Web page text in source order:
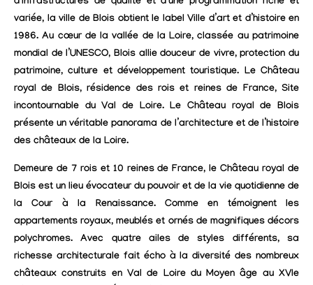
d’infrastructures de qualité et d’une programmation riche et
variée, la ville de Blois obtient le label Ville d’art et d’histoire en
1986. Au cœur de la vallée de la Loire, classée au patrimoine
mondial de l’UNESCO, Blois allie douceur de vivre, protection du
patrimoine, culture et développement touristique. Le Château
royal de Blois, résidence des rois et reines de France, Site
incontournable du Val de Loire. Le Château royal de Blois
présente un véritable panorama de l’architecture et de l’histoire
des châteaux de la Loire.
Demeure de 7 rois et 10 reines de France, le Château royal de
Blois est un lieu évocateur du pouvoir et de la vie quotidienne de
la Cour à la Renaissance. Comme en témoignent les
appartements royaux, meublés et ornés de magnifiques décors
polychromes. Avec quatre ailes de styles différents, sa
richesse architecturale fait écho à la diversité des nombreux
châteaux construits en Val de Loire du Moyen âge au XVIe